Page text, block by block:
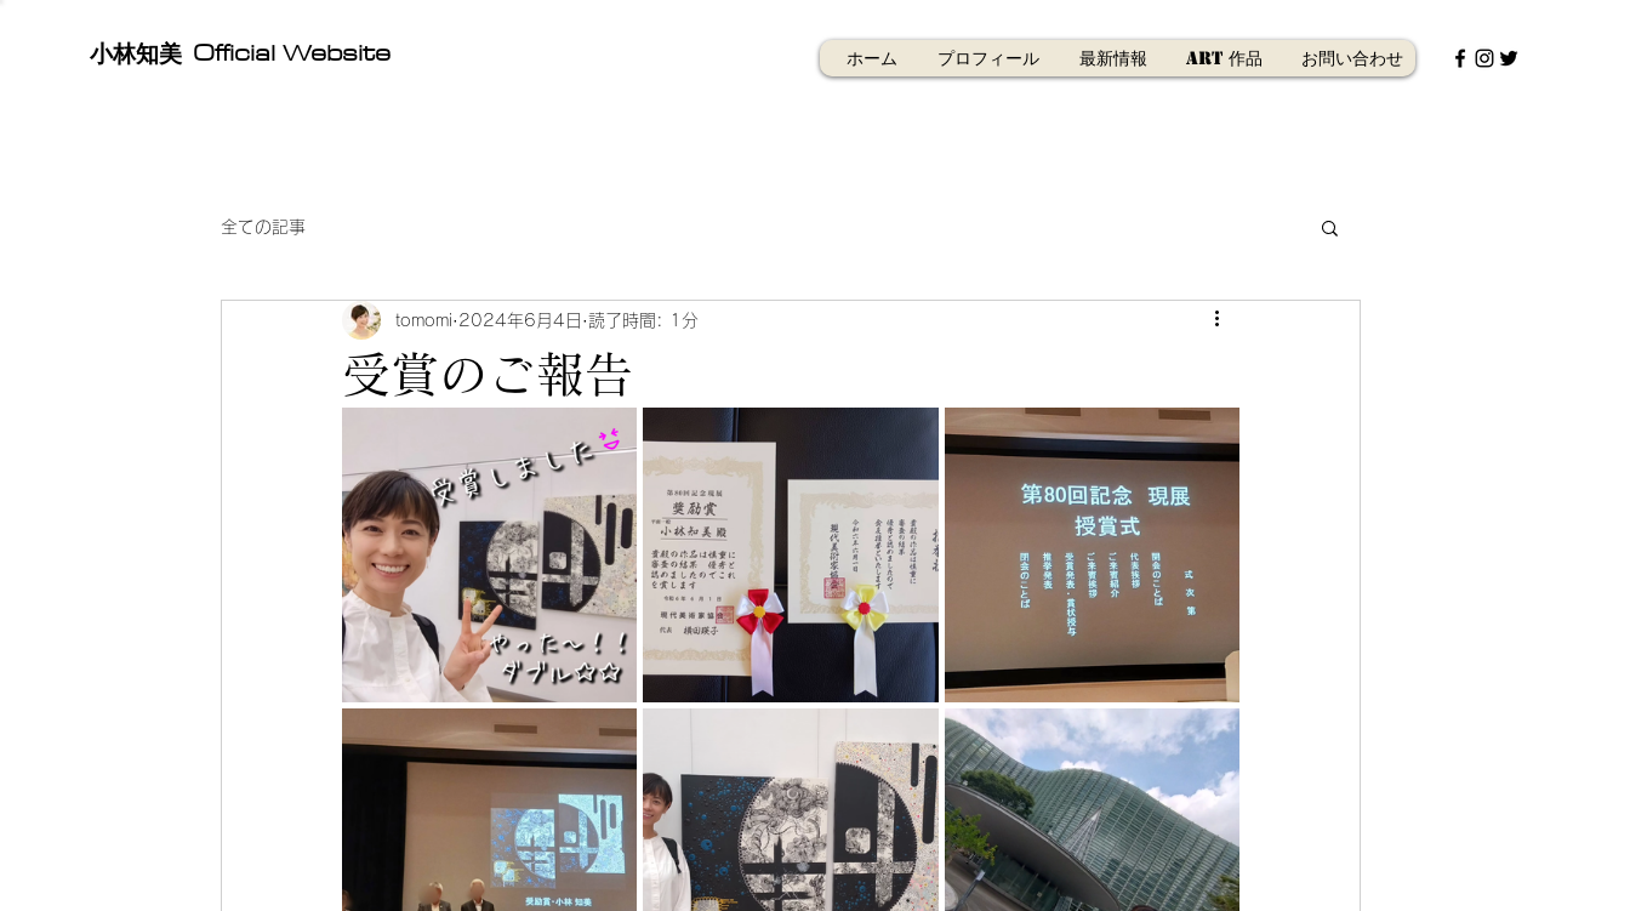
Official Website
​小林知美 ホーム プロフィール 最新情報 Art 作品 お問い合わせ
全ての記事
受賞のご報告
tomomi 2024年6月4日 読了時間: 1分